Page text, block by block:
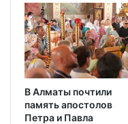
В Алматы почтили
память апостолов
Петра и Павла